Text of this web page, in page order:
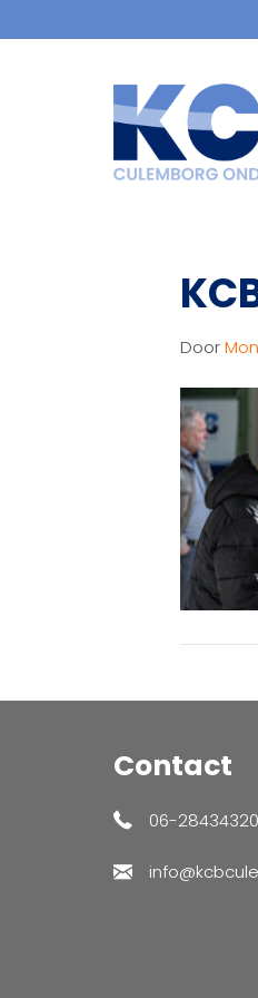
Door
Contact
06-28434320